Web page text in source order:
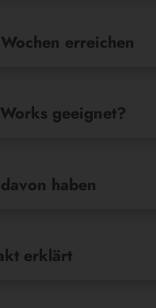
erreichen
geeignet?
haben
erklärt